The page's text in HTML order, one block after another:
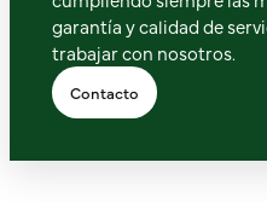
garantía y calidad de
trabajar con nosotros.
Contacto